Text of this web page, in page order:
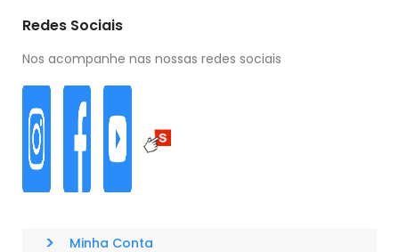
Redes Sociais
Nos acompanhe nas nossas redes sociais
> Minha Conta